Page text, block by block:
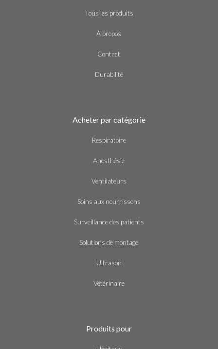
Tous les produits
À propos
Contact
Durabilité
Acheter par catégorie
Respiratoire
Anesthésie
Ventilateurs
Soins aux nourrissons
Surveillance des patients
Solutions de montage
Ultrason
Vétérinaire
Produits pour